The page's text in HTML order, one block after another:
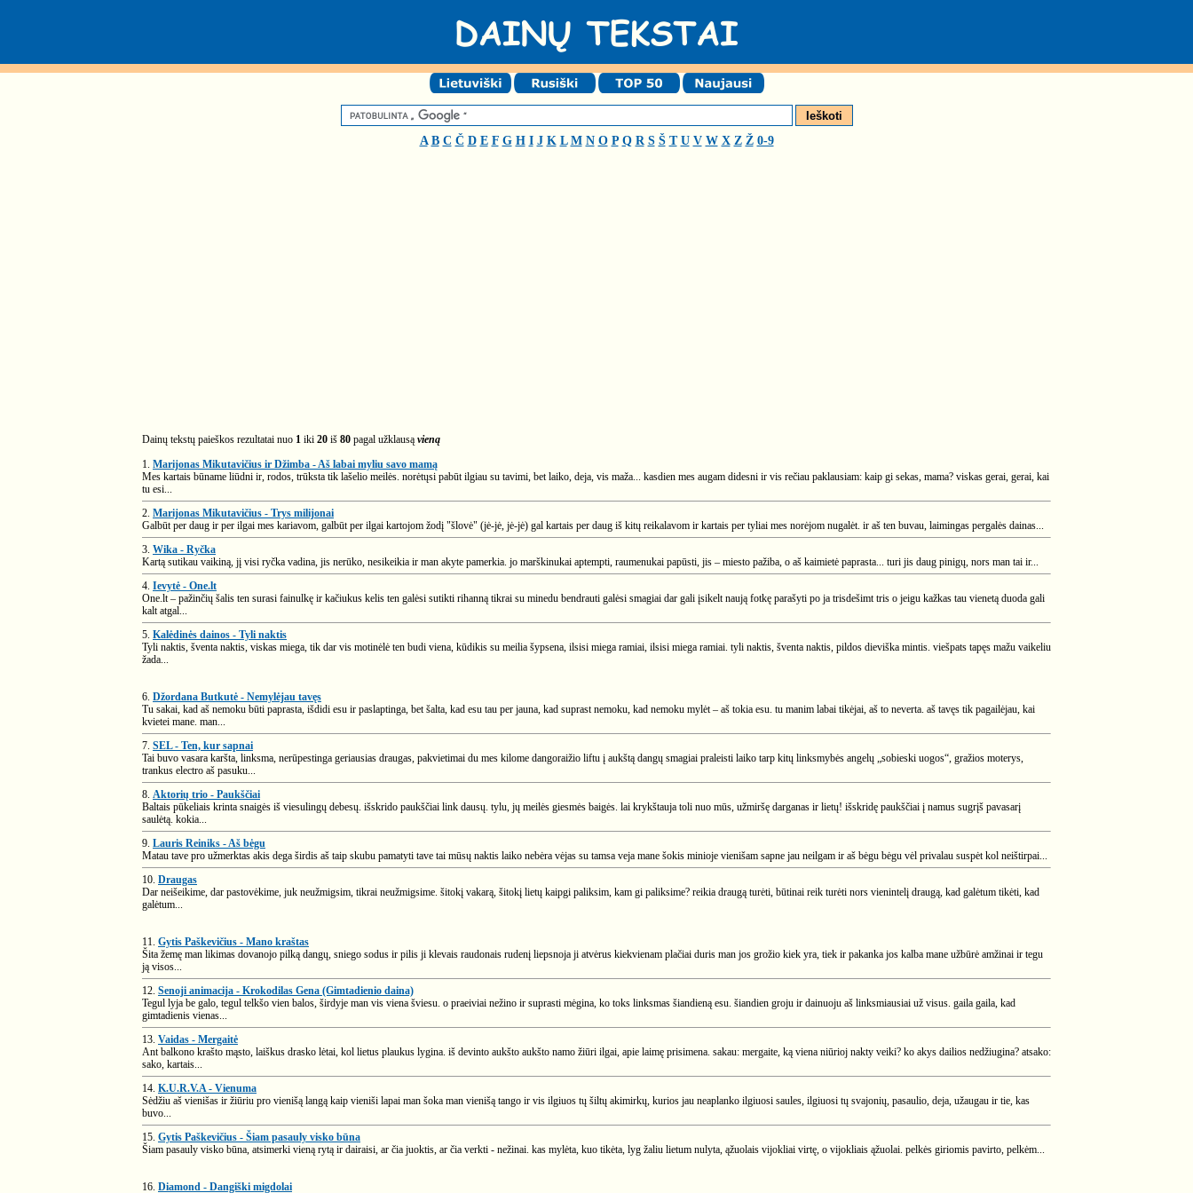
A B C Č D E F G H I J K L M N O P Q R S Š T U V W X Z Ž 0-9
Dainų tekstų paieškos rezultatai nuo 1 iki 20 iš 80 pagal užklausą vieną
1. Marijonas Mikutavičius ir Džimba - Aš labai myliu savo mamą
Mes kartais būname liūdni ir, rodos, trūksta tik lašelio meilės. norėtųsi pabūt ilgiau su tavimi, bet laiko, deja, vis maža... kasdien mes augam didesni ir vis rečiau paklausiam: kaip gi sekas, mama? viskas gerai, gerai, kai
tu esi...
2. Marijonas Mikutavičius - Trys milijonai
Galbūt per daug ir per ilgai mes kariavom, galbūt per ilgai kartojom žodį "šlovė" (jė-jė, jė-jė) gal kartais per daug iš kitų reikalavom ir kartais per tyliai mes norėjom nugalėt. ir aš ten buvau, laimingas pergalės dainas...
3. Wika - Ryčka
Kartą sutikau vaikiną, jį visi ryčka vadina, jis nerūko, nesikeikia ir man akyte pamerkia. jo marškinukai aptempti, raumenukai papūsti, jis – miesto pažiba, o aš kaimietė paprasta... turi jis daug pinigų, nors man tai ir...
4. Ievytė - One.lt
One.lt – pažinčių šalis ten surasi fainulkę ir kačiukus kelis ten galėsi sutikti rihanną tikrai su minedu bendrauti galėsi smagiai dar gali įsikelt naują fotkę parašyti po ja trisdešimt tris o jeigu kažkas tau vienetą duoda gali
kalt atgal...
5. Kalėdinės dainos - Tyli naktis
Tyli naktis, šventa naktis, viskas miega, tik dar vis motinėlė ten budi viena, kūdikis su meilia šypsena, ilsisi miega ramiai, ilsisi miega ramiai. tyli naktis, šventa naktis, pildos dieviška mintis. viešpats tapęs mažu vaikeliu
žada...
6. Džordana Butkutė - Nemylėjau tavęs
Tu sakai, kad aš nemoku būti paprasta, išdidi esu ir paslaptinga, bet šalta, kad esu tau per jauna, kad suprast nemoku, kad nemoku mylėt – aš tokia esu. tu manim labai tikėjai, aš to neverta. aš tavęs tik pagailėjau, kai
kvietei mane. man...
7. SEL - Ten, kur sapnai
Tai buvo vasara karšta, linksma, nerūpestinga geriausias draugas, pakvietimai du mes kilome dangoraižio liftu į aukštą dangų smagiai praleisti laiko tarp kitų linksmybės angelų „sobieski uogos“, gražios moterys,
trankus electro aš pasuku...
8. Aktorių trio - Paukščiai
Baltais pūkeliais krinta snaigės iš viesulingų debesų. išskrido paukščiai link dausų. tylu, jų meilės giesmės baigės. lai krykštauja toli nuo mūs, užmiršę darganas ir lietų! išskridę paukščiai į namus sugrįš pavasarį
saulėtą. kokia...
9. Lauris Reiniks - Aš bėgu
Matau tave pro užmerktas akis dega širdis aš taip skubu pamatyti tave tai mūsų naktis laiko nebėra vėjas su tamsa veja mane šokis minioje vienišam sapne jau neilgam ir aš bėgu bėgu vėl privalau suspėt kol neištirpai...
10. Draugas
Dar neišeikime, dar pastovėkime, juk neužmigsim, tikrai neužmigsime. šitokį vakarą, šitokį lietų kaipgi paliksim, kam gi paliksime? reikia draugą turėti, būtinai reik turėti nors vienintelį draugą, kad galėtum tikėti, kad
galėtum...
11. Gytis Paškevičius - Mano kraštas
Šita žemę man likimas dovanojo pilką dangų, sniego sodus ir pilis ji klevais raudonais rudenį liepsnoja ji atvėrus kiekvienam plačiai duris man jos grožio kiek yra, tiek ir pakanka jos kalba mane užbūrė amžinai ir tegu
ją visos...
12. Senoji animacija - Krokodilas Gena (Gimtadienio daina)
Tegul lyja be galo, tegul telkšo vien balos, širdyje man vis viena šviesu. o praeiviai nežino ir suprasti mėgina, ko toks linksmas šiandieną esu. šiandien groju ir dainuoju aš linksmiausiai už visus. gaila gaila, kad
gimtadienis vienas...
13. Vaidas - Mergaitė
Ant balkono krašto mąsto, laiškus drasko lėtai, kol lietus plaukus lygina. iš devinto aukšto aukšto namo žiūri ilgai, apie laimę prisimena. sakau: mergaite, ką viena niūrioj nakty veiki? ko akys dailios nedžiugina? atsako:
sako, kartais...
14. K.U.R.V.A - Vienuma
Sėdžiu aš vienišas ir žiūriu pro vienišą langą kaip vieniši lapai man šoka man vienišą tango ir vis ilgiuos tų šiltų akimirkų, kurios jau neaplanko ilgiuosi saules, ilgiuosi tų svajonių, pasaulio, deja, užaugau ir tie, kas
buvo...
15. Gytis Paškevičius - Šiam pasauly visko būna
Šiam pasauly visko būna, atsimerki vieną rytą ir dairaisi, ar čia juoktis, ar čia verkti - nežinai. kas mylėta, kuo tikėta, lyg žaliu lietum nulyta, ąžuolais vijokliai virtę, o vijokliais ąžuolai. pelkės giriomis pavirto, pelkėm...
16. Diamond - Dangiški migdolai